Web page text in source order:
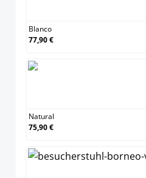
Blanco
77,90 €
Natural
75,90 €